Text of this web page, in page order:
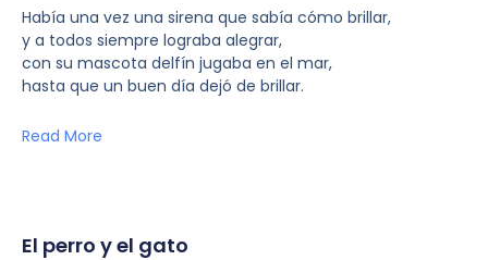
Había una vez una sirena que sabía cómo brillar,
y a todos siempre lograba alegrar,
con su mascota delfín jugaba en el mar,
hasta que un buen día dejó de brillar.
Read More
El perro y el gato